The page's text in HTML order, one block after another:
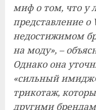
миф о том, что у
представление о
недостижимом
на моду», –
Однако она
«сильный
трикотаж,
другими